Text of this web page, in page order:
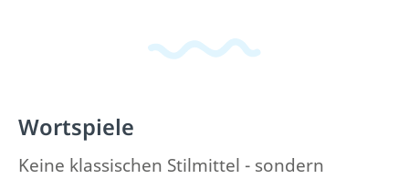
Wortspiele
Keine klassischen Stilmittel - sondern